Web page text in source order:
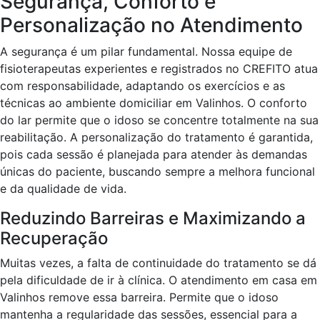
Personalização no Atendimento
A segurança é um pilar fundamental. Nossa equipe de
fisioterapeutas experientes e registrados no CREFITO atua
com responsabilidade, adaptando os exercícios e as
técnicas ao ambiente domiciliar em Valinhos. O conforto
do lar permite que o idoso se concentre totalmente na sua
reabilitação. A personalização do tratamento é garantida,
pois cada sessão é planejada para atender às demandas
únicas do paciente, buscando sempre a melhora funcional
e da qualidade de vida.
Reduzindo Barreiras e Maximizando a
Recuperação
Muitas vezes, a falta de continuidade do tratamento se dá
pela dificuldade de ir à clínica. O atendimento em casa em
Valinhos remove essa barreira. Permite que o idoso
mantenha a regularidade das sessões, essencial para a